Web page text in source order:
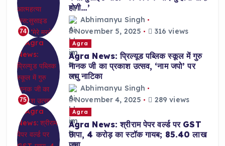
74
होगी…’
Abhimanyu Singh
November 5, 2025
316 views
75
Agra
Agra News: प्रिल्यूड पब्लिक स्कूल में गुरु
नानक जी का प्रकाश उत्सव, ‘नाम जपो’ पर
लघु नाटिका
Abhimanyu Singh
November 4, 2025
289 views
Agra
Agra News: श्रीराम पेपर वर्ल्ड पर GST
छापा, 4 करोड़ का स्टॉक गायब; 85.40 लाख